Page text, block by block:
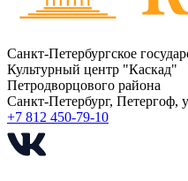
Санкт-Петербургское
Культурный центр "Каскад"
Петродворцового района
Санкт-Петербург, Петергоф,
+7 812 450-79-10